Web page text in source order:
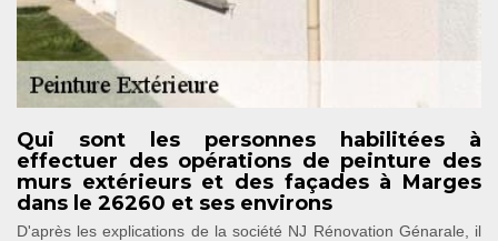
Qui sont les personnes habilitées à
effectuer des opérations de peinture des
murs extérieurs et des façades à Marges
dans le 26260 et ses environs
D'après les explications de la société NJ Rénovation Génarale, il